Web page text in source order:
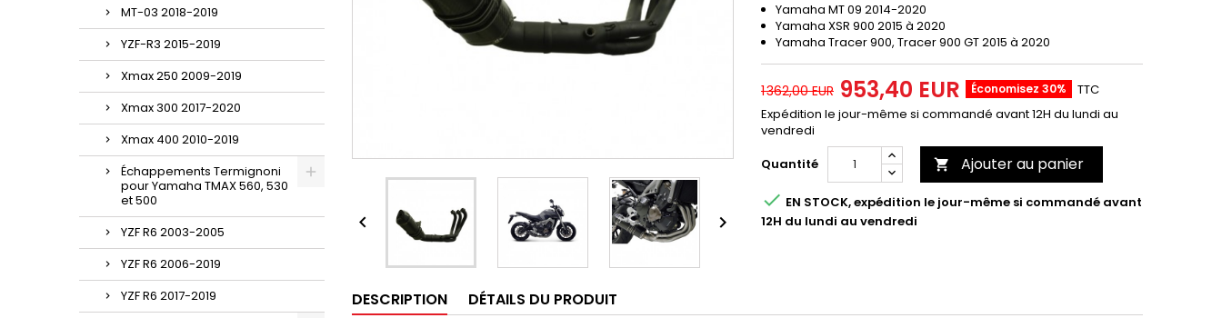
MT-03 2018-2019
YZF-R3 2015-2019
Xmax 250 2009-2019
Xmax 300 2017-2020
Xmax 400 2010-2019
Échappements Termignoni
pour Yamaha TMAX 560, 530
et 500
YZF R6 2003-2005
YZF R6 2006-2019
YZF R6 2017-2019
 
Yamaha MT 09 2014-2020
Yamaha XSR 900 2015 à 2020
Yamaha Tracer 900, Tracer 900 GT 2015 à 2020
1 362,00 EUR 953,40 EUR Économisez 30%
TTC
Expédition le jour-même si commandé avant 12H du lundi au
vendredi
Quantité
 Ajouter au panier
 EN STOCK, expédition le jour-même si commandé avant
12H du lundi au vendredi
DESCRIPTION DÉTAILS DU PRODUIT